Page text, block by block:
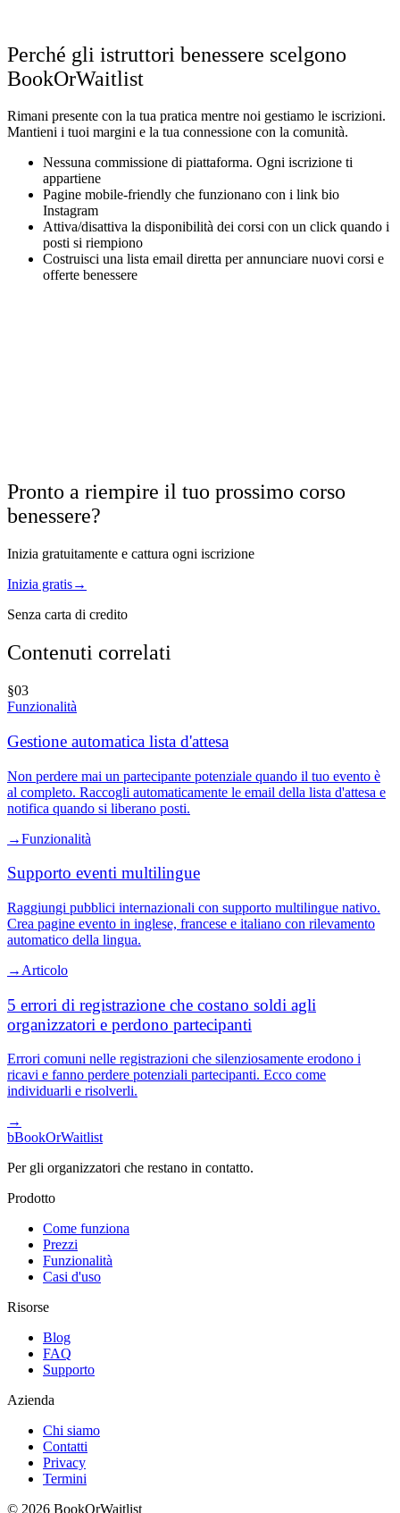
Perché gli istruttori benessere scelgono
BookOrWaitlist
Rimani presente con la tua pratica mentre noi gestiamo le iscrizioni.
Mantieni i tuoi margini e la tua connessione con la comunità.
Nessuna commissione di piattaforma. Ogni iscrizione ti
appartiene
Pagine mobile-friendly che funzionano con i link bio
Instagram
Attiva/disattiva la disponibilità dei corsi con un click quando i
posti si riempiono
Costruisci una lista email diretta per annunciare nuovi corsi e
offerte benessere
Pronto a riempire il tuo prossimo corso
benessere?
Inizia gratuitamente e cattura ogni iscrizione
Inizia gratis→
Senza carta di credito
Contenuti correlati
§03
Funzionalità
Gestione automatica lista d'attesa
Non perdere mai un partecipante potenziale quando il tuo evento è
al completo. Raccogli automaticamente le email della lista d'attesa e
notifica quando si liberano posti.
→Funzionalità
Supporto eventi multilingue
Raggiungi pubblici internazionali con supporto multilingue nativo.
Crea pagine evento in inglese, francese e italiano con rilevamento
automatico della lingua.
→ Articolo
5 errori di registrazione che costano soldi agli
organizzatori e perdono partecipanti
Errori comuni nelle registrazioni che silenziosamente erodono i
ricavi e fanno perdere potenziali partecipanti. Ecco come
individuarli e risolverli.
→
bBookOrWaitlist
Per gli organizzatori che restano in contatto.
Prodotto
Come funziona
Prezzi
Funzionalità
Casi d'uso
Risorse
Blog
FAQ
Supporto
Azienda
Chi siamo
Contatti
Privacy
Termini
© 2026 BookOrWaitlist